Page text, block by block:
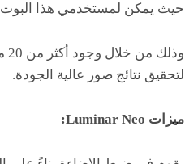
حيث يمكن لمستخدمي هذا البوت
لتحقيق نتائج صور عالية الجودة.
ميزات Luminar Neo: